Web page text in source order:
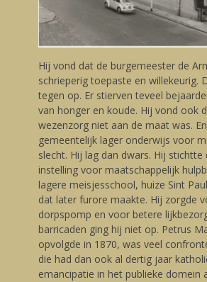
Hij vond dat de burgemeester de
schrieperig toepaste en willekeurig.
tegen op. Er stierven teveel
van honger en koude. Hij vond ook
wezenzorg niet aan de maat was.
gemeentelijk lager onderwijs voor
slecht. Hij lag dan dwars. Hij stichtte
instelling voor maatschappelijk
lagere meisjesschool, huize Sint
dat later furore maakte. Hij zorgde
dorpspomp en voor betere
barricaden ging hij niet op. Petrus
opvolgde in 1870, was veel
die had dan ook al dertig jaar
emancipatie in het publieke domein